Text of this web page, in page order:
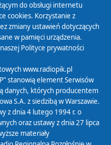
do obsługi internetu
cookies. Korzystanie z
zmiany ustawień dotyczących
w pamięci urządzenia.
Polityce prywatności
www.radiopik.pl
stanowią element Serwisów
danych, których producentem
S.A. z siedzibą w Warszawie.
z dnia 4 lutego 1994 r. o
oraz ustawy z dnia 27 lipca
materiały